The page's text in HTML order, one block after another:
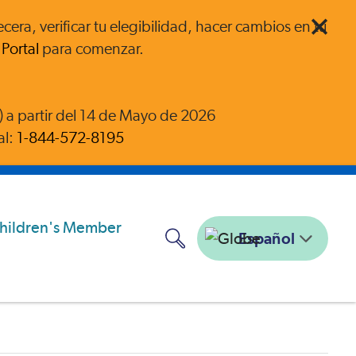
verificar tu elegibilidad, hacer cambios en tu
para comenzar.
a partir del 14 de Mayo de 2026
1-844-572-8195
Español